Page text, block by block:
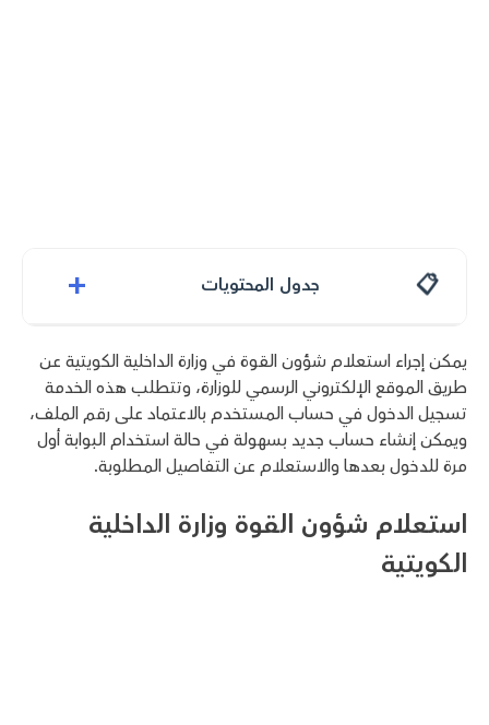
جدول المحتويات +
يمكن إجراء استعلام شؤون القوة في وزارة الداخلية الكويتية عن
طريق الموقع الإلكتروني الرسمي للوزارة، وتتطلب هذه الخدمة
تسجيل الدخول في حساب المستخدم بالاعتماد على رقم الملف،
ويمكن إنشاء حساب جديد بسهولة في حالة استخدام البوابة أول
مرة للدخول بعدها والاستعلام عن التفاصيل المطلوبة.
استعلام شؤون القوة وزارة الداخلية
الكويتية